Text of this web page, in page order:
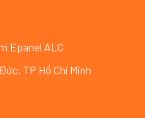
Epanel ALC
TP Hồ Chí Minh